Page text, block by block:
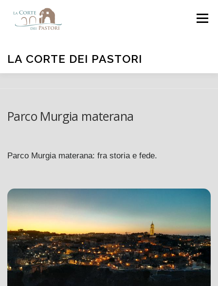
LA CORTE DEI PASTORI
Menu
Parco Murgia materana
Parco Murgia materana: fra storia e fede.